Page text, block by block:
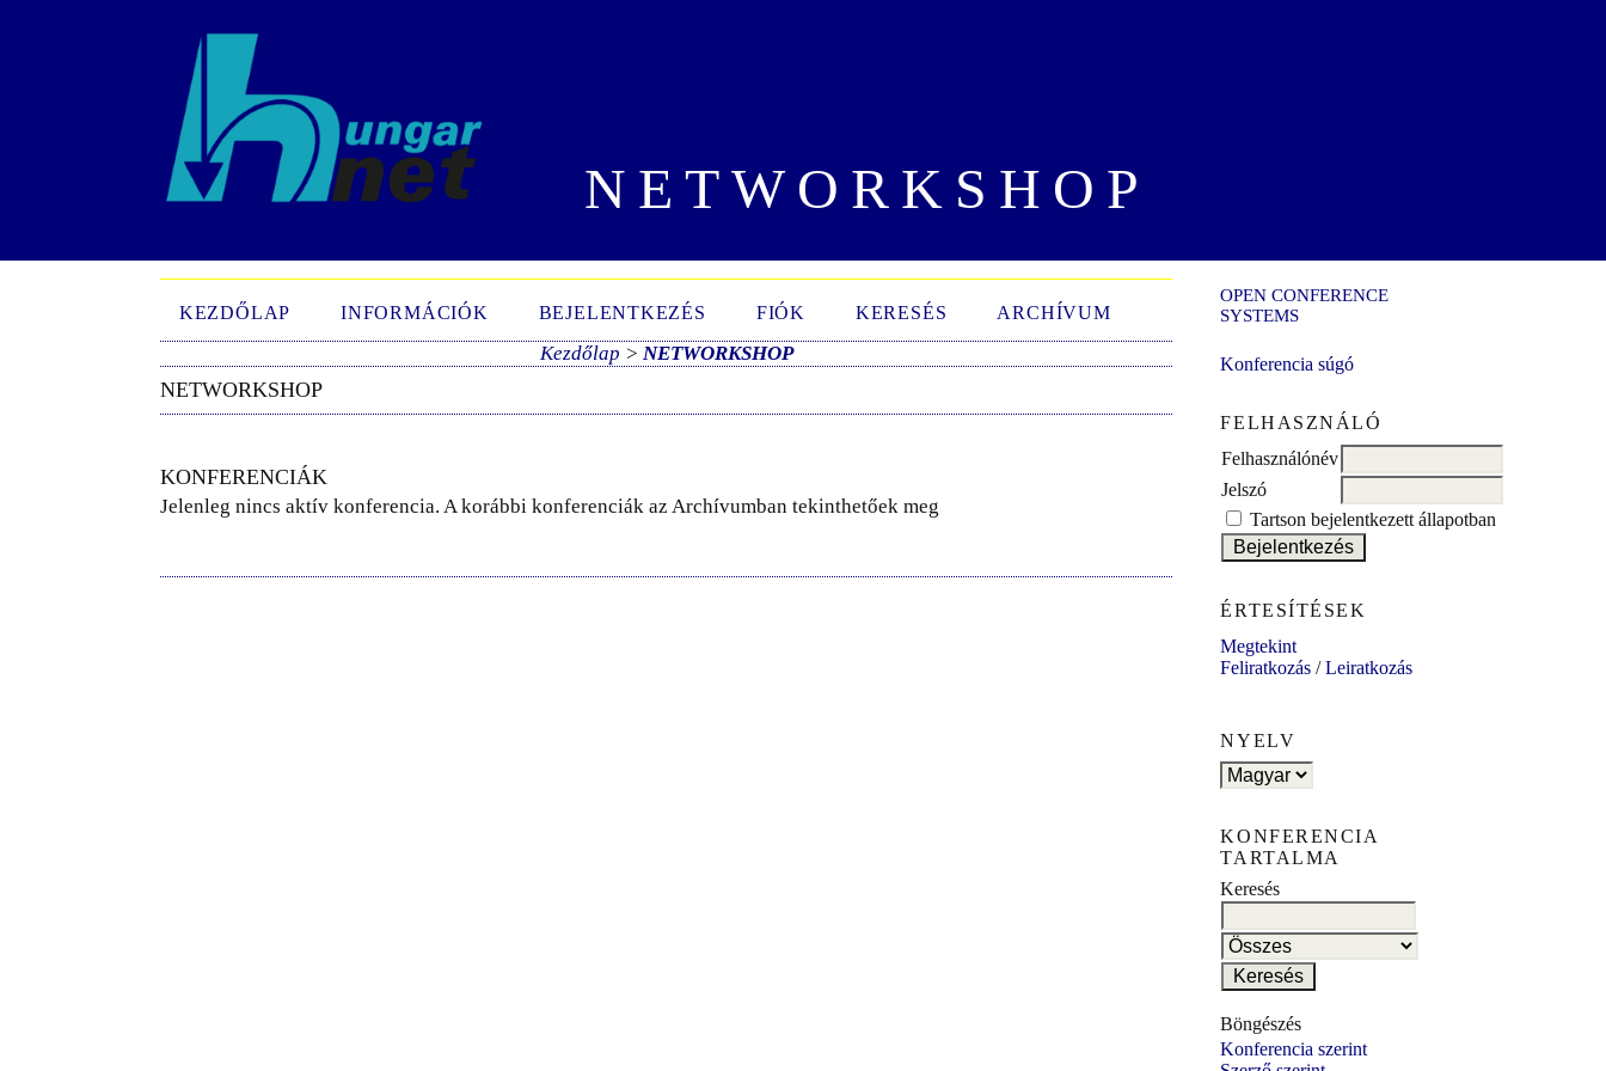
NETWORKSHOP
OPEN CONFERENCE
SYSTEMS
Konferencia súgó
FELHASZNÁLÓ
Felhasználónév
Jelszó
Tartson bejelentkezett állapotban
ÉRTESÍTÉSEK
Megtekint
Feliratkozás /Leiratkozás
NYELV
KONFERENCIA
TARTALMA
Keresés
Böngészés
Konferencia szerint
KEZDŐLAP INFORMÁCIÓK BEJELENTKEZÉS FIÓK KERESÉS ARCHÍVUM
Kezdőlap > NETWORKSHOP
NETWORKSHOP
KONFERENCIÁK
Jelenleg nincs aktív konferencia. A korábbi konferenciák az Archívumban tekinthetőek meg